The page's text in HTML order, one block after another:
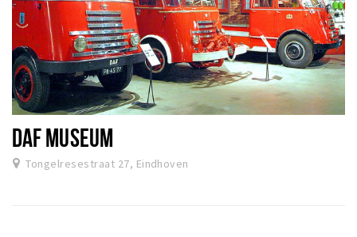
DAF MUSEUM
Tongelresestraat 27, Eindhoven